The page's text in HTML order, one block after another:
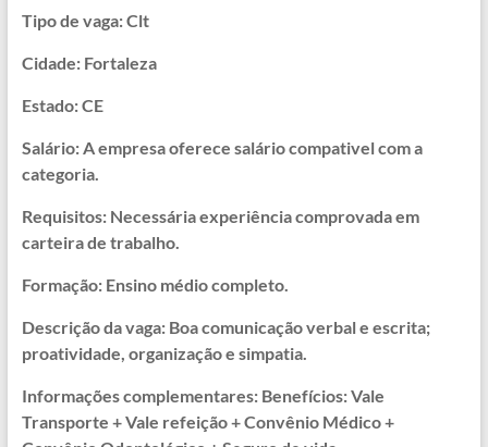
Tipo de vaga: Clt
Cidade: Fortaleza
Estado: CE
Salário: A empresa oferece salário compativel com a
categoria.
Requisitos: Necessária experiência comprovada em
carteira de trabalho.
Formação: Ensino médio completo.
Descrição da vaga: Boa comunicação verbal e escrita;
proatividade, organização e simpatia.
Informações complementares: Benefícios: Vale
Transporte + Vale refeição + Convênio Médico +